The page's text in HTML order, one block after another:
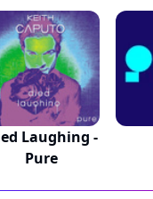
Laughing -
Pure